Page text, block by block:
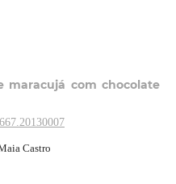
maracujá com chocolate
Castro